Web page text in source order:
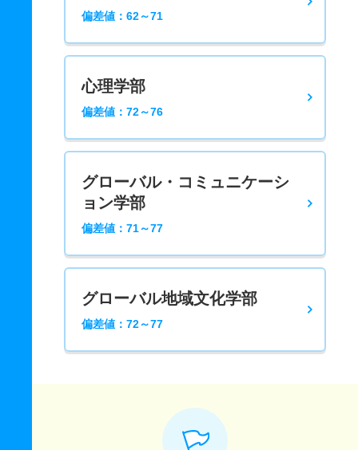
偏差値：62～71
心理学部
偏差値：72～76
グローバル・コミュニケーシ
ョン学部
偏差値：71～77
グローバル地域文化学部
偏差値：72～77